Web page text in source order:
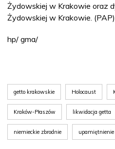
Żydowskiej w Krakowie oraz
Żydowskiej w Krakowie. (PAP)
hp/ gma/
getto krakowskie Holocaust
Kraków-Płaszów likwidacja getta
niemieckie zbrodnie upamiętnienie